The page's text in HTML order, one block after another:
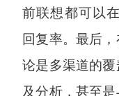
前联想都可以
回复率。最后
论是多渠道的
及分析，甚至